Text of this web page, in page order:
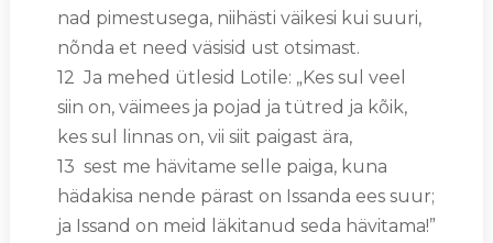
nad pimestusega, niihästi väikesi kui suuri,
nõnda et need väsisid ust otsimast.
12 Ja mehed ütlesid Lotile: „Kes sul veel
siin on, väimees ja pojad ja tütred ja kõik,
kes sul linnas on, vii siit paigast ära,
13 sest me hävitame selle paiga, kuna
hädakisa nende pärast on Issanda ees suur;
ja Issand on meid läkitanud seda hävitama!”